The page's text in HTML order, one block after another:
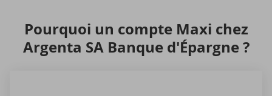
Pour­quoi un compte Maxi chez
Argenta SA Banque d'Épargne ?